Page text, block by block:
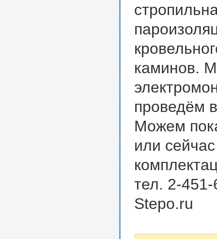
каминов.
проведём
Можем
или
тел. 2-
Stepo.ru